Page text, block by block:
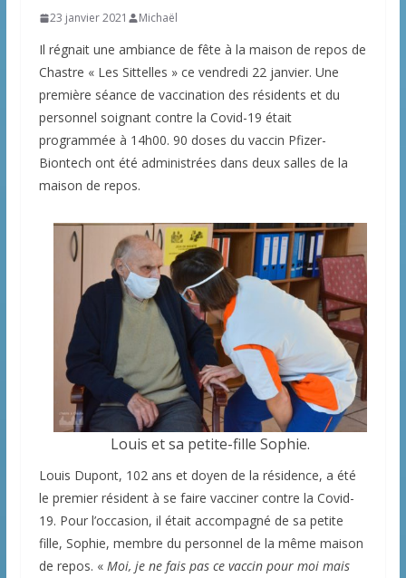
23 janvier 2021 Michaël
Il régnait une ambiance de fête à la maison de repos de
Chastre « Les Sittelles » ce vendredi 22 janvier. Une
première séance de vaccination des résidents et du
personnel soignant contre la Covid-19 était
programmée à 14h00. 90 doses du vaccin Pfizer-
Biontech ont été administrées dans deux salles de la
maison de repos.
Louis et sa petite-fille Sophie.
Louis Dupont, 102 ans et doyen de la résidence, a été
le premier résident à se faire vacciner contre la Covid-
19. Pour l’occasion, il était accompagné de sa petite
fille, Sophie, membre du personnel de la même maison
de repos. « Moi, je ne fais pas ce vaccin pour moi mais